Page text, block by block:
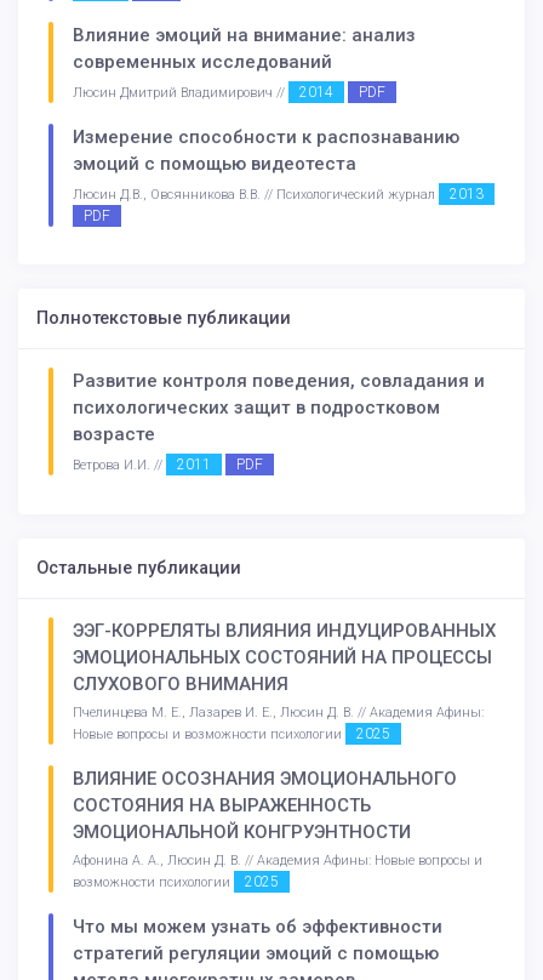
Влияние эмоций на внимание: анализ
современных исследований
Люсин Дмитрий Владимирович // 2014 PDF
Измерение способности к распознаванию
эмоций с помощью видеотеста
Люсин Д.В., Овсянникова В.В. // Психологический журнал
2013
PDF
Полнотекстовые публикации
Развитие контроля поведения, совладания и
психологических защит в подростковом
возрасте
Ветрова И.И. // 2011 PDF
Остальные публикации
ЭЭГ-КОРРЕЛЯТЫ ВЛИЯНИЯ ИНДУЦИРОВАННЫХ
ЭМОЦИОНАЛЬНЫХ СОСТОЯНИЙ НА ПРОЦЕССЫ
СЛУХОВОГО ВНИМАНИЯ
Пчелинцева М. Е., Лазарев И. Е., Люсин Д. В. // Академия Афины:
Новые вопросы и возможности психологии
2025
ВЛИЯНИЕ ОСОЗНАНИЯ ЭМОЦИОНАЛЬНОГО
СОСТОЯНИЯ НА ВЫРАЖЕННОСТЬ
ЭМОЦИОНАЛЬНОЙ КОНГРУЭНТНОСТИ
Афонина А. А., Люсин Д. В. // Академия Афины: Новые вопросы и
возможности психологии
2025
Что мы можем узнать об эффективности
стратегий регуляции эмоций с помощью